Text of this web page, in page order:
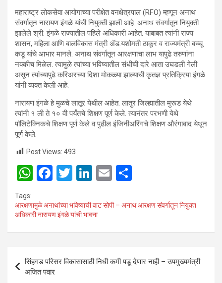
महाराष्ट्र लोकसेवा आयोगाच्या परीक्षेत वनक्षेत्रपाल (RFO) म्हणून अनाथ
संवर्गातून नारायण इंगळे यांची नियुक्ती झाली आहे. अनाथ संवर्गातून नियुक्ती
झालेले श्री. इंगळे राज्यातील पहिले अधिकारी आहेत. याबाबत त्यांनी राज्य
शासन, महिला आणि बालविकास मंत्री ॲड.यशोमती ठाकूर व राज्यमंत्री बच्चू
कडू यांचे आभार मानले. अनाथ संवर्गातून आरक्षणाचा लाभ यापुढे तरुणांना
नक्कीच मिळेल. त्यामुळे त्यांच्या भविष्यातील संधीची दारे आता उघडली गेली
असून त्यांच्यापुढे करिअरच्या दिशा मोकळ्या झाल्याची कृतज्ञ प्रतिक्रिया इंगळे
यांनी व्यक्त केली आहे.
नारायण इंगळे हे मुळचे लातूर येथील आहेत. लातुर जिल्ह्यातील मुरूड येथे
त्यांनी १ ली ते १० वी पर्यंतचे शिक्षण पूर्ण केले. त्यानंतर परभणी येथे
पॉलिटेक्निकचे शिक्षण पूर्ण केले व पुढील इंजिनीअरिंगचे शिक्षण औरंगाबाद येथून
पूर्ण केले.
Post Views: 493
W
at
s
A
p
F
ce
b
o
k
T
tt
er
Li
ke
dI
n
E
ail ar
Tags:
आरक्षणामुळे अनाथांच्या भविष्याची वाट सोपी – अनाथ आरक्षण संवर्गातून नियुक्त
अधिकारी नारायण इंगळे यांची भावना
Post
navigation
सिंहगड परिसर विकासासाठी निधी कमी पडू देणार नाही – उपमुख्यमंत्री
अजित पवार